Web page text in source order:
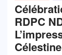
RDPC